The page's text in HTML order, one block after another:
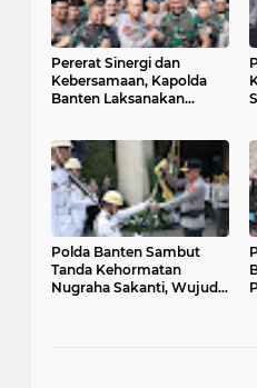
Pererat Sinergi dan
Kebersamaan, Kapolda
Banten Laksanakan
Polda Banten Sambut
Tanda Kehormatan
Nugraha Sakanti, Wujud